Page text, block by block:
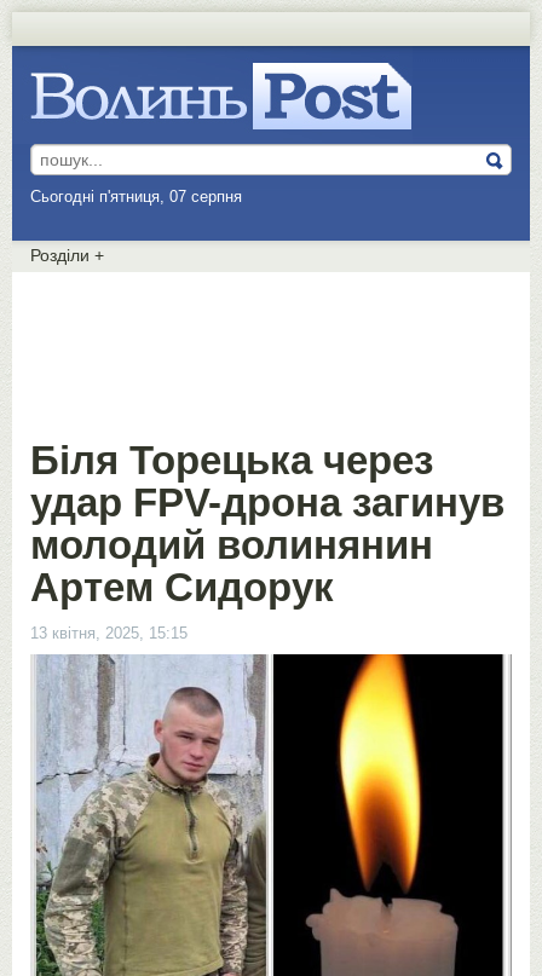
Сьогодні п'ятниця, 07 серпня
Розділи +
Біля Торецька через
удар FPV-дрона загинув
молодий волинянин
Артем Сидорук
13 квітня, 2025, 15:15